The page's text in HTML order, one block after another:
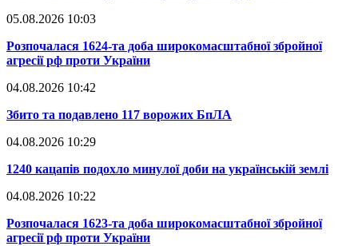
05.08.2026 10:03
​Розпочалася 1624-та доба широкомасштабної збройної
агресії рф проти України
04.08.2026 10:42
​Збито та подавлено 117 ворожих БпЛА
04.08.2026 10:29
​1240 кацапів подохло минулої доби на українській землі
04.08.2026 10:22
​Розпочалася 1623-та доба широкомасштабної збройної
агресії рф проти України